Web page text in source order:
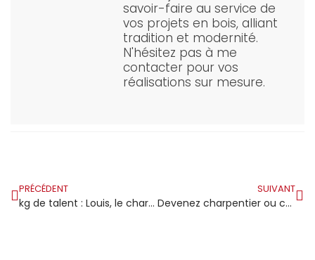
savoir-faire au service de
vos projets en bois, alliant
tradition et modernité.
N'hésitez pas à me
contacter pour vos
réalisations sur mesure.
PRÉCÉDENT
kg de talent : Louis, le charpentier qui aspire à former l’élite des apprentis en France
SUIVANT
Devenez charpentier ou constructeur bois au CFA d’Aigueblanche en Savoie : construire votre avenir